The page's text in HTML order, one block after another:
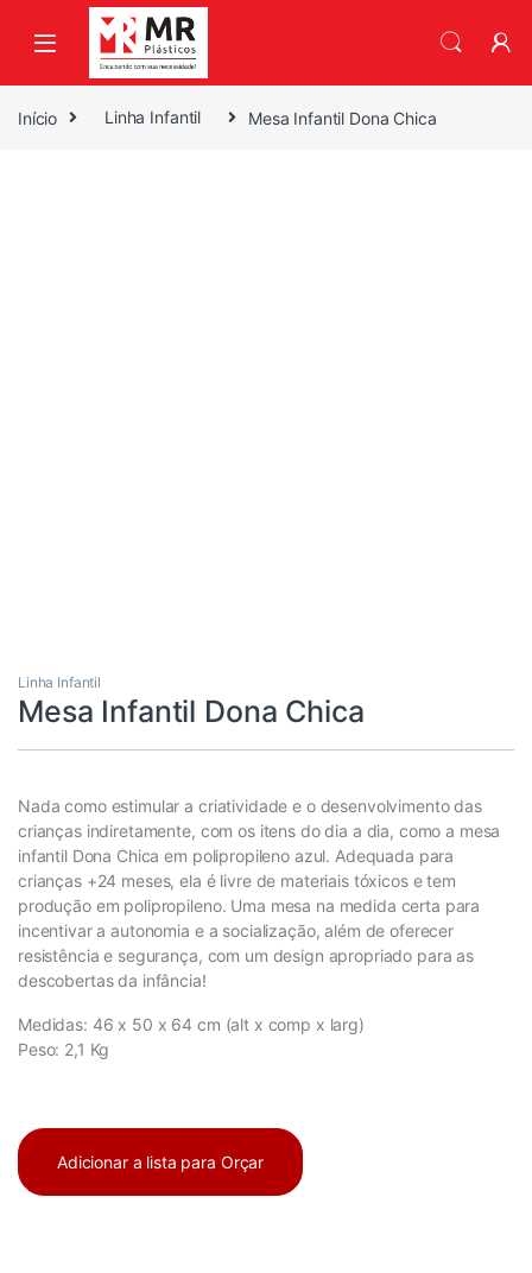
Skip to navigation
Skip to content
Início Linha Infantil Mesa Infantil Dona Chica
Linha Infantil
Mesa Infantil Dona Chica
Nada como estimular a criatividade e o desenvolvimento das
crianças indiretamente, com os itens do dia a dia, como a mesa
infantil Dona Chica em polipropileno azul. Adequada para
crianças +24 meses, ela é livre de materiais tóxicos e tem
produção em polipropileno. Uma mesa na medida certa para
incentivar a autonomia e a socialização, além de oferecer
resistência e segurança, com um design apropriado para as
descobertas da infância!
Medidas: 46 x 50 x 64 cm (alt x comp x larg)
Peso: 2,1 Kg
Adicionar a lista para Orçar